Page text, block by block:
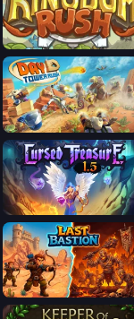
Kingdom Rush
Day D Tower Rush
Cursed Treasure 1.5
Last Bastion